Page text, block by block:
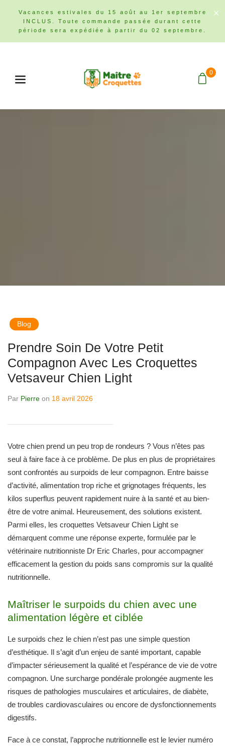
Vacances estivales du 15 août au 1er septembre
INCLUS. Toute commande passée durant cette
période sera expédiée à partir du 02 septembre.
0
Blog
Prendre Soin De Votre Petit
Compagnon Avec Les Croquettes
Vetsaveur Chien Light
Par Pierre on 18 avril 2026
Votre chien prend un peu trop de rondeurs ? Vous n’êtes pas
seul à faire face à ce problème. De plus en plus de propriétaires
sont confrontés au surpoids de leur compagnon. Entre baisse
d’activité, alimentation trop riche et grignotages fréquents, les
kilos superflus peuvent rapidement nuire à la santé et au bien-
être de votre animal. Heureusement, des solutions existent.
Parmi elles, les croquettes Vetsaveur Chien Light se
démarquent comme une réponse experte, formulée par le
vétérinaire nutritionniste Dr Eric Charles, pour accompagner
efficacement la gestion du poids sans compromis sur la qualité
nutritionnelle.
Maîtriser le surpoids du chien avec une
alimentation légère et ciblée
Le surpoids chez le chien n’est pas une simple question
d’esthétique. Il s’agit d’un enjeu de santé important, capable
d’impacter sérieusement la qualité et l’espérance de vie de votre
compagnon. Une surcharge pondérale prolongée augmente les
risques de pathologies musculaires et articulaires, de diabète,
de troubles cardiovasculaires ou encore de dysfonctionnements
digestifs.
Face à ce constat, l’approche nutritionnelle est le levier numéro